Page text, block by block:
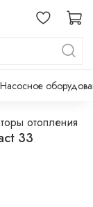
Насосное
отопления
33